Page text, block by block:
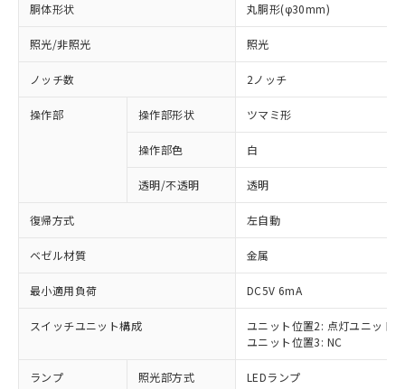
胴体形状 丸胴形(φ30mm)
照光/非照光 照光
ノッチ数 2ノッチ
操作部 操作部形状 ツマミ形
操作部色 白
透明/不透明 透明
復帰方式 左自動
ベゼル材質 金属
最小適用負荷 DC5V 6mA
スイッチユニット構成
ユニット位置2: 点灯ユニット
ユニット位置3: NC
ランプ 照光部方式 LEDランプ